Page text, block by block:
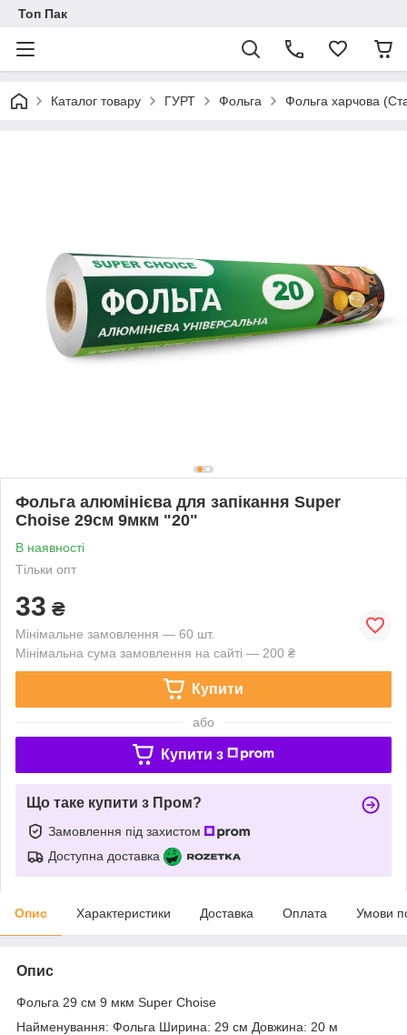
Топ Пак
Каталог товару ГУРТ Фольга Фольга харчова
Фольга алюмінієва для запікання Super
Choise 29см 9мкм "20"
В наявності
Тільки опт
33 ₴
Мінімальне замовлення — 60 шт.
Мінімальна сума замовлення на сайті — 200 ₴
Купити
або
Купити з
Що таке купити з Пром?
Замовлення під захистом
Доступна доставка
Опис Характеристики Доставка Оплата Умови
Опис
Фольга 29 см 9 мкм Super Choise
Найменування: Фольга Ширина: 29 см Довжина: 20 м